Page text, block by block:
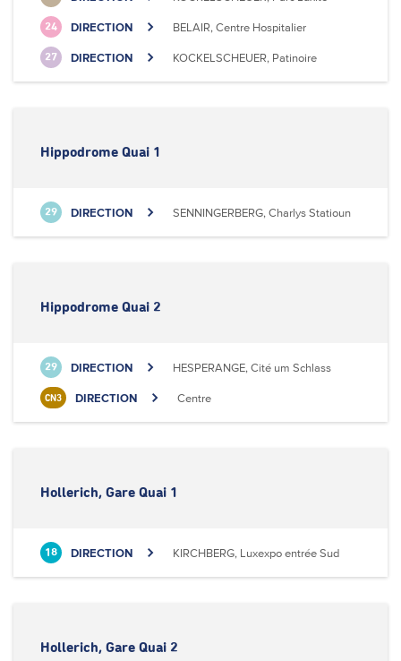
24 DIRECTION BELAIR, Centre Hospitalier
27 DIRECTION KOCKELSCHEUER, Patinoire
Hippodrome Quai 1
29 DIRECTION SENNINGERBERG, Charlys Statioun
Hippodrome Quai 2
29 DIRECTION HESPERANGE, Cité um Schlass
CN3 DIRECTION Centre
Hollerich, Gare Quai 1
18 DIRECTION KIRCHBERG, Luxexpo entrée Sud
Hollerich, Gare Quai 2